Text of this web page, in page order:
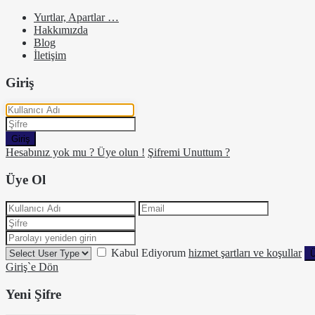
Yurtlar, Apartlar …
Hakkımızda
Blog
İletişim
Giriş
Giriş
Hesabınız yok mu ? Üye olun ! Şifremi Unuttum ?
Üye Ol
Kabul Ediyorum hizmet şartları ve koşullar
Giriş`e Dön
Yeni Şifre